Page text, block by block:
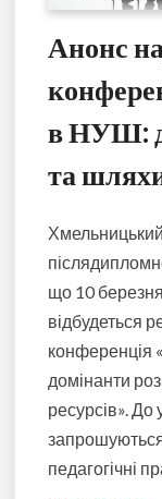
Анонс
в НУШ:
та шляхи
що 10
відбудеться
конференція
домінанти
ресурсів». До
педагогічні